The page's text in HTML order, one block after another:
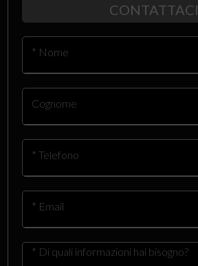
CONTATTACI
* Nome
Cognome
* Telefono
* Email
* Di quali informazioni hai bisogno?